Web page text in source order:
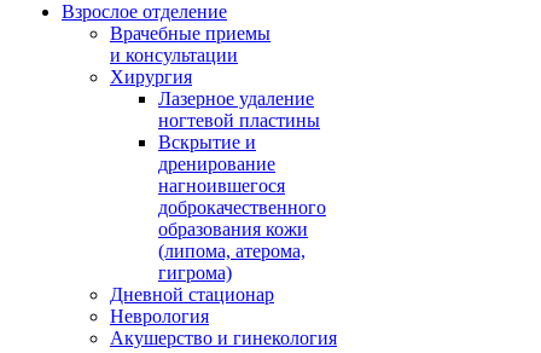
Взрослое отделение
Врачебные приемы
и консультации
Хирургия
Лазерное удаление
ногтевой пластины
Вскрытие и
дренирование
нагноившегося
доброкачественного
образования кожи
(липома, атерома,
гигрома)
Дневной стационар
Неврология
Акушерство и гинекология